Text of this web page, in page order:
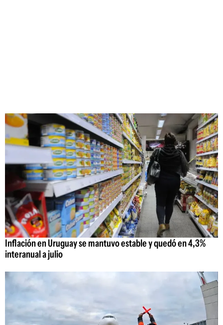
Inflación en Uruguay se mantuvo estable y quedó en 4,3%
interanual a julio